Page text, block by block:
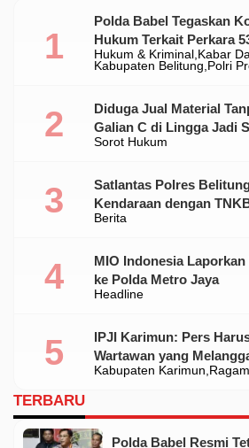
Hukum & Kriminal Kabar
Kabupaten Belitung Polri
Polda Babel Tegaskan
Hukum Terkait Perkara
Ilegal Di Belitung
Sorot Hukum
Diduga Jual Material
Galian C di Lingga Jadi
Berita
Satlantas Polres
Kendaraan dengan
Standar
Headline
MIO Indonesia
ke Polda Metro Jaya
Kabupaten Karimun
IPJI Karimun: Pers
Wartawan yang
Dikoreksi
TERBARU
Polda Babel Resmi